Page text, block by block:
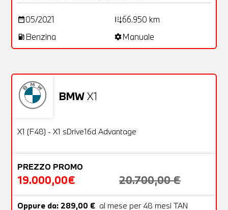
date_range05/2021 add_road66.950 km
local_gas_station Benzina settingsManuale
Non stai trovando ciò che cerchi?
Richiedici un auto liberamente
BMWX1
OFFERTA
Usato
X1 (F48) - X1 sDrive16d Advantage
PREZZO PROMO
19.000,00€ 20.700,00 €
Oppure da: 289,00 € al mese per 48 mesi TAN